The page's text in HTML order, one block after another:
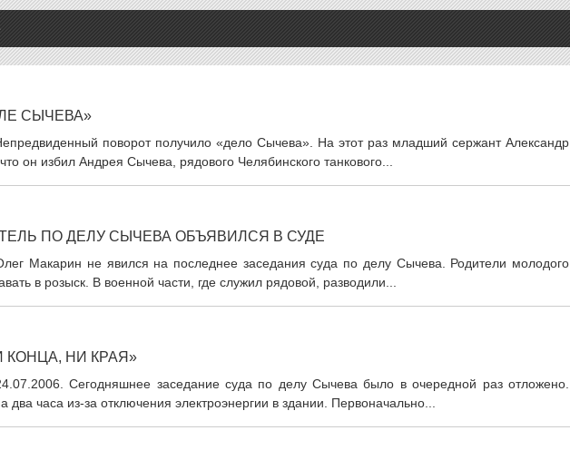
СЫЧЕВА»
поворот получило «дело Сычева». На этот раз младший сержант Александр
он избил Андрея Сычева, рядового Челябинского танкового...
ПО ДЕЛУ СЫЧЕВА ОБЪЯВИЛСЯ В СУДЕ
Макарин не явился на последнее заседания суда по делу Сычева. Родители молодого
в розыск. В военной части, где служил рядовой, разводили...
НИ КРАЯ»
Сегодняшнее заседание суда по делу Сычева было в очередной раз отложено.
часа из-за отключения электроэнергии в здании. Первоначально...